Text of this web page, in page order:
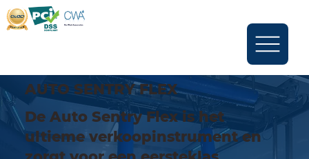
AUTO SENTRY FLEX
De Auto Sentry Flex is het
ultieme verkoopinstrument en